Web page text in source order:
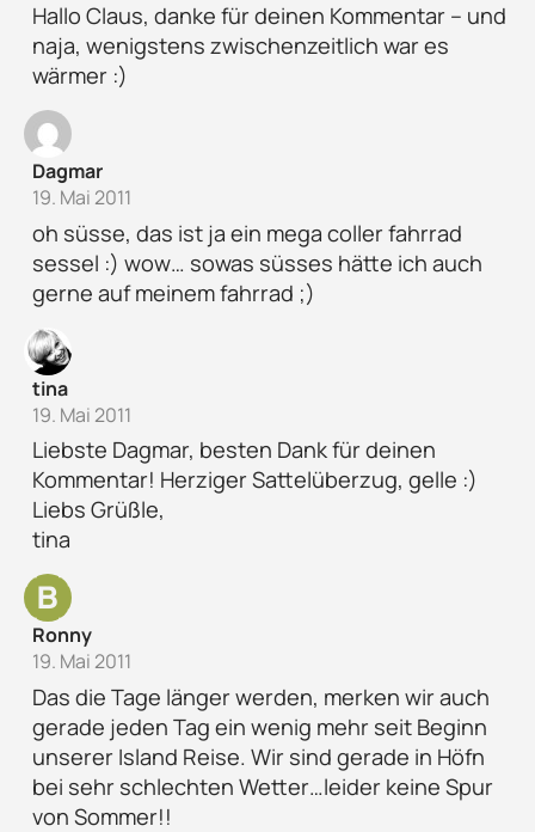
Hallo Claus, danke für deinen Kommentar – und
naja, wenigstens zwischenzeitlich war es
wärmer :)
Dagmar
19. Mai 2011
oh süsse, das ist ja ein mega coller fahrrad
sessel :) wow… sowas süsses hätte ich auch
gerne auf meinem fahrrad ;)
tina
19. Mai 2011
Liebste Dagmar, besten Dank für deinen
Kommentar! Herziger Sattelüberzug, gelle :)
Liebs Grüßle,
tina
Ronny
19. Mai 2011
Das die Tage länger werden, merken wir auch
gerade jeden Tag ein wenig mehr seit Beginn
unserer Island Reise. Wir sind gerade in Höfn
bei sehr schlechten Wetter…leider keine Spur
von Sommer!!